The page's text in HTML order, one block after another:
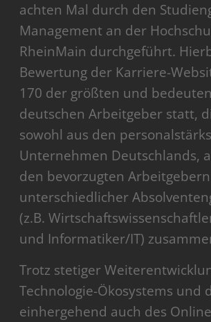
achten Mal durch den
Management an der
RheinMain durchgeführt.
Bewertung der Karriere-
170 der größten und
deutschen Arbeitgeber statt,
sowohl aus den
Unternehmen Deutschlands,
den bevorzugten Arbeitgebern
unterschiedlicher
(z.B.
und Informatiker/IT)
Trotz stetiger
Technologie-Ökosystems und
einhergehend auch des